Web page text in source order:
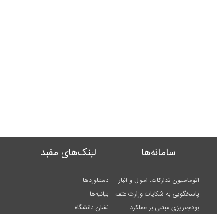
سامانه‌ها
اتوماسیون تدارکات، اموال و انبار
پاسخگویی به شکایات وزارت عتف
بودجه‌ریزی مبتنی بر عملکرد
لینک‌های مفید
دستاوردها
بیانیه‌ها
نشان دانشگاه